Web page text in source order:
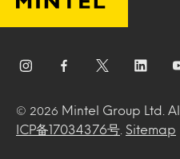
© 2026 Mintel Group Ltd.
ICP备17034376号
Sitemap